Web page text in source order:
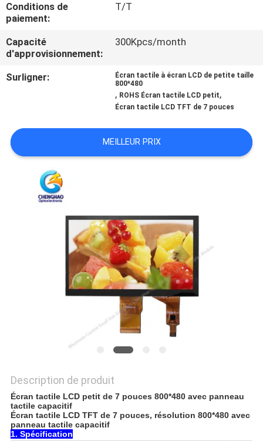
NOUS
CONTACTER
DEMANDEZ
PLAN
DU
PRIVACY
Conditions de
paiement:
T/T
Capacité
d'approvisionnement:
300Kpcs/month
Surligner:
Écran tactile à écran LCD de petite taille
800*480
, ROHS Écran tactile LCD petit,
Écran tactile LCD TFT de 7 pouces
MEILLEUR PRIX
Description de produit
Écran tactile LCD petit de 7 pouces 800*480 avec panneau
tactile capacitif
Écran tactile LCD TFT de 7 pouces, résolution 800*480 avec
panneau tactile capacitif
1. Spécification